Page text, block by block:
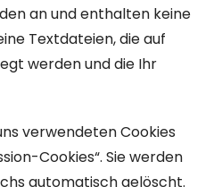
an und enthalten keine
Textdateien, die auf
werden und die Ihr
verwendeten Cookies
Cookies“. Sie werden
automatisch gelöscht.